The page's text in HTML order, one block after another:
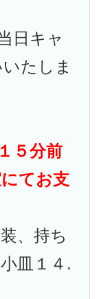
日キャ
たしま
５分前
てお支
、持ち
皿１４.